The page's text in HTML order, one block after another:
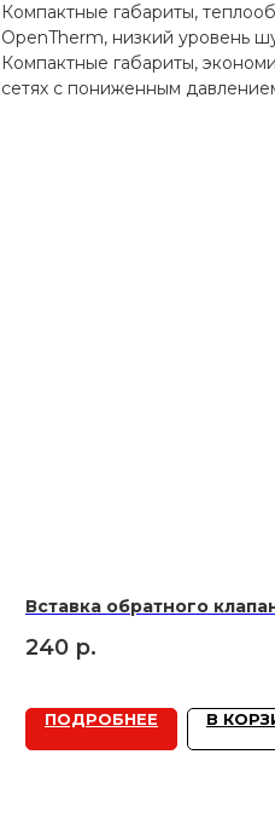
Компактные габариты,
OpenTherm, низкий уровень
Компактные габариты,
сетях с пониженным
Вставка обратного
240 р.
ПОДРОБНЕЕ В